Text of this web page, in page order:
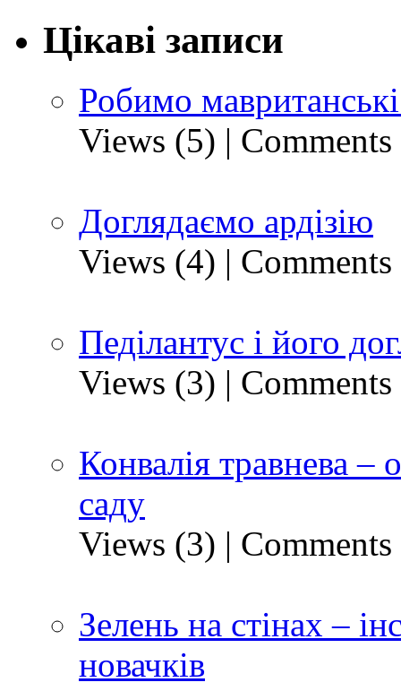
Цікаві записи
Робимо
Views (5) |
Доглядаємо ардізію
Views (4) |
Педілантус і його
Views (3) |
Конвалія травнева –
саду
Views (3) |
Зелень на стінах –
новачків